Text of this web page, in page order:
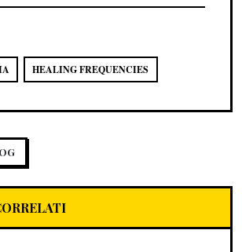
HEALING FREQUENCIES